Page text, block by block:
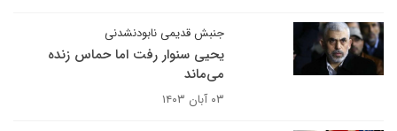
جنبش قدیمی نابودنشدنی
یحیی سنوار رفت اما حماس زنده
می‌ماند
۰۳ آبان ۱۴۰۳